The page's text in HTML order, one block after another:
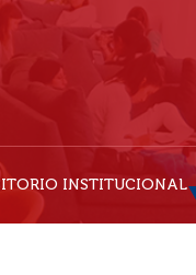
INSTITUCIONAL